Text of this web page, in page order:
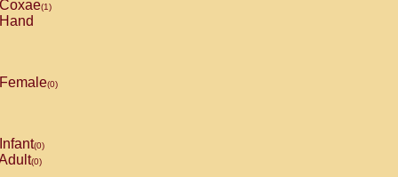
Coxae(1)
Hand
Female(0)
Infant(0)
(0)